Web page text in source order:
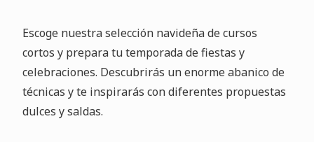
Escoge nuestra selección navideña de cursos
cortos y prepara tu temporada de fiestas y
celebraciones. Descubrirás un enorme abanico de
técnicas y te inspirarás con diferentes propuestas
dulces y saldas.